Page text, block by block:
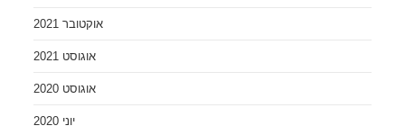
אוקטובר 2021
אוגוסט 2021
אוגוסט 2020
יוני 2020